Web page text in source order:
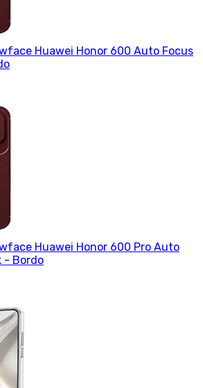
Huawei Honor 600 Auto Focus
Huawei Honor 600 Pro Auto
- Bordo